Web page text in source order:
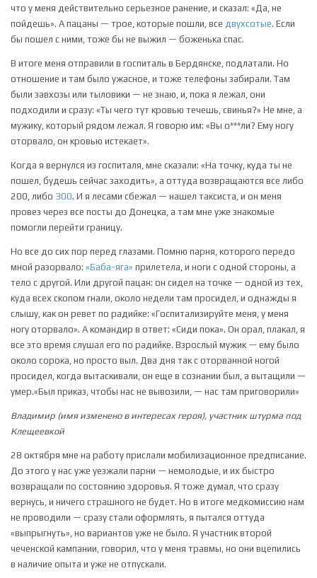
что у меня действительно серьезное ранение, и сказал: «Да, не
пойдешь». А пацаны — трое, которые пошли, все двухсотые. Если
бы пошел с ними, тоже бы не выжил — боженька спас.
В итоге меня отправили в госпиталь в Бердянске, подлатали. Но
отношение и там было ужасное, и тоже телефоны забирали. Там
были завхозы или тыловики — не знаю, и, пока я лежал, они
подходили и сразу: «Ты чего тут кровью течешь, свинья?» Не мне, а
мужику, который рядом лежал. Я говорю им: «Вы о***ли? Ему ногу
оторвало, он кровью истекает».
Когда я вернулся из госпиталя, мне сказали: «На точку, куда ты не
пошел, будешь сейчас заходить», а оттуда возвращаются все либо
200, либо 300. И я лесами сбежал — нашел таксиста, и он меня
провез через все посты до Донецка, а там мне уже знакомые
помогли перейти границу.
Но все до сих пор перед глазами. Помню парня, которого передо
мной разорвало: «Баба-яга» прилетела, и ноги с одной стороны, а
тело с другой. Или другой пацан: он сидел на точке — одной из тех,
куда всех скопом гнали, около недели там просидел, и однажды я
слышу, как он ревет по радийке: «Госпитализируйте меня, у меня
ногу оторвало». А командир в ответ: «Сиди пока». Он орал, плакал, я
все это время слушал его по радийке. Взрослый мужик — ему было
около сорока, но просто выл. Два дня так с оторванной ногой
просидел, когда вытаскивали, он еще в сознании был, а вытащили —
умер.«Был приказ, чтобы нас не вывозили, — нас там приговорили»
Владимир (имя изменено в интересах героя), участник штурма под
Клещеевкой
28 октября мне на работу прислали мобилизационное предписание.
До этого у нас уже уезжали парни — немолодые, и их быстро
возвращали по состоянию здоровья. Я тоже думал, что сразу
вернусь, и ничего страшного не будет. Но в итоге медкомиссию нам
не проводили — сразу стали оформлять, я пытался оттуда
«выпрыгнуть», но вариантов уже не было. Я участник второй
чеченской кампании, говорил, что у меня травмы, но они вцепились
в наличие опыта и уже не отпускали.